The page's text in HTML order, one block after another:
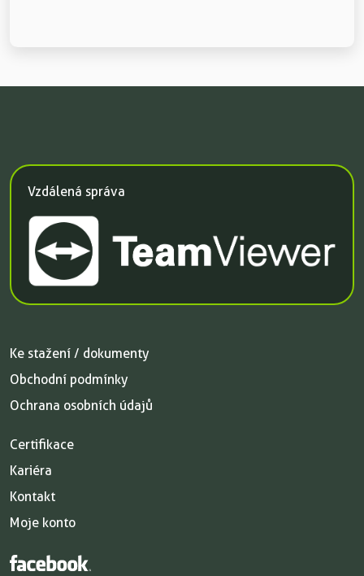
Vzdálená správa
Ke stažení / dokumenty
Obchodní podmínky
Ochrana osobních údajů
Certifikace
Kariéra
Kontakt
Moje konto